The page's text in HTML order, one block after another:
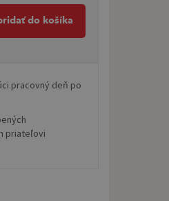
do košíka
pracovný deň po
priateľovi